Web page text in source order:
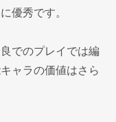
優秀です。
でのプレイでは編
ャラの価値はさら